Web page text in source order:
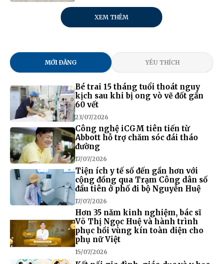
XEM THÊM
MỚI ĐĂNG YÊU THÍCH
Bé trai 15 tháng tuổi thoát nguy
kịch sau khi bị ong vò vẽ đốt gần
60 vết
23/07/2026
Công nghệ iCGM tiên tiến từ
Abbott hỗ trợ chăm sóc đái tháo
đường
17/07/2026
Tiện ích y tế số đến gần hơn với
cộng đồng qua Trạm Công dân số
đầu tiên ở phố đi bộ Nguyễn Huệ
17/07/2026
Hơn 35 năm kinh nghiệm, bác sĩ
Võ Thị Ngọc Huệ và hành trình
phục hồi vùng kín toàn diện cho
phụ nữ Việt
15/07/2026